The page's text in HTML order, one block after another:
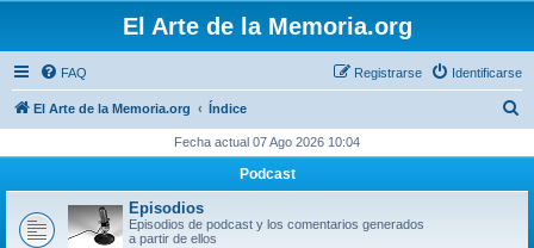
El Arte de la Memoria.org
FAQ Identificarse
Registrarse
El Arte de la Memoria.org Índice
c
Fecha actual 07 Ago 2026 10:04
Podcast
Episodios
Episodios de podcast y los comentarios generados
a partir de ellos